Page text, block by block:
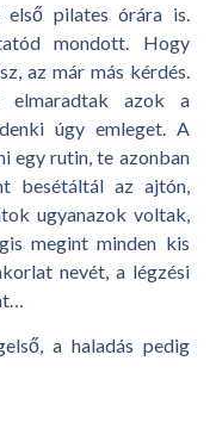
első pilates órára is.
mondott. Hogy
az már más kérdés.
azok a
úgy emleget. A
egy rutin, te azonban
besétáltál az ajtón,
ugyanazok voltak,
megint minden kis
nevét, a légzési
a haladás pedig